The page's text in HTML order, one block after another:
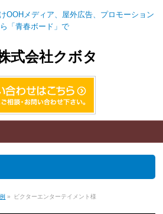
OOHメディア、屋外広告、プロモーション
「青春ボード」で
式会社クボタ
» ビクターエンターテイメント様